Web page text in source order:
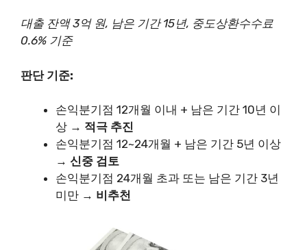
대출 잔액 3억 원, 남은 기간 15년, 중도상환수수료
0.6% 기준
판단 기준:
손익분기점 12개월 이내 + 남은 기간 10년 이
상 → 적극 추진
손익분기점 12~24개월 + 남은 기간 5년 이상
→ 신중 검토
손익분기점 24개월 초과 또는 남은 기간 3년
미만 → 비추천